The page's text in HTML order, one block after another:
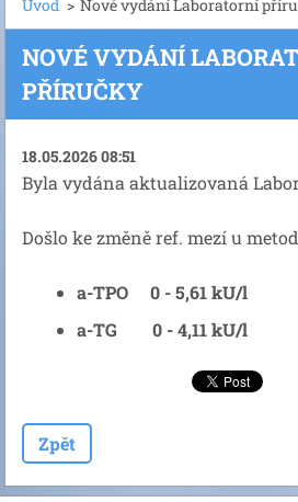
Úvod > Nové vydání Laboratorní
NOVÉ VYDÁNÍ
PŘÍRUČKY
18.05.2026 08:51
Byla vydána aktualizovaná
Došlo ke změně ref. mezí u
a-TPO 0 - 5,61 kU/l
a-TG 0 - 4,11 kU/l
Zpět